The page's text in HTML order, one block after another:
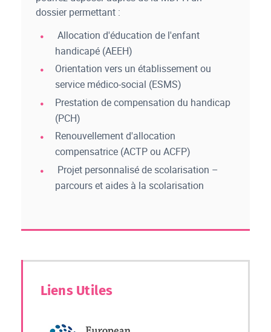
dossier permettant :
Allocation d'éducation de l'enfant
handicapé (AEEH)
Orientation vers un établissement ou
service médico-social (ESMS)
Prestation de compensation du handicap
(PCH)
Renouvellement d'allocation
compensatrice (ACTP ou ACFP)
Projet personnalisé de scolarisation –
parcours et aides à la scolarisation
Liens Utiles